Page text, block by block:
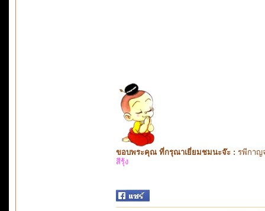
ขอบพระคุณ ที่กรุณาเยี่ยมชมนะจ๊ะ : รพีกาญ
สีรุ้ง